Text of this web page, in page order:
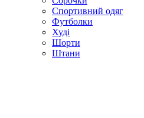
Спортивний одяг
Футболки
Худі
Шорти
Штани